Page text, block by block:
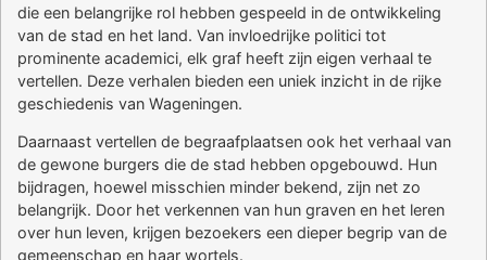
die een belangrijke rol hebben gespeeld in de ontwikkeling
van de stad en het land. Van invloedrijke politici tot
prominente academici, elk graf heeft zijn eigen verhaal te
vertellen. Deze verhalen bieden een uniek inzicht in de rijke
geschiedenis van Wageningen.
Daarnaast vertellen de begraafplaatsen ook het verhaal van
de gewone burgers die de stad hebben opgebouwd. Hun
bijdragen, hoewel misschien minder bekend, zijn net zo
belangrijk. Door het verkennen van hun graven en het leren
over hun leven, krijgen bezoekers een dieper begrip van de
gemeenschap en haar wortels.